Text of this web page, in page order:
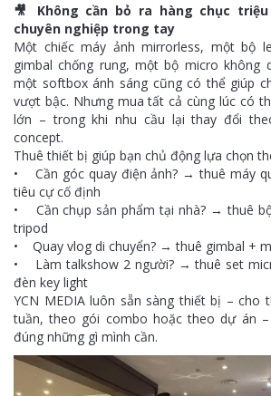
🎥 Không cần bỏ ra hàng chục
chuyên nghiệp trong tay
Một chiếc máy ảnh mirrorless, một bộ
gimbal chống rung, một bộ micro không
một softbox ánh sáng cũng có thể giúp
vượt bậc. Nhưng mua tất cả cùng lúc có
lớn – trong khi nhu cầu lại thay đổi
concept.
Thuê thiết bị giúp bạn chủ động lựa chọn
• Cần góc quay điện ảnh? → thuê máy
tiêu cự cố định
• Cần chụp sản phẩm tại nhà? → thuê
tripod
• Quay vlog di chuyển? → thuê gimbal +
• Làm talkshow 2 người? → thuê set
đèn key light
YCN MEDIA luôn sẵn sàng thiết bị – cho
tuần, theo gói combo hoặc theo dự án
đúng những gì mình cần.